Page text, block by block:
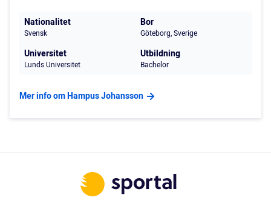
Nationalitet
Svensk
Bor
Göteborg, Sverige
Universitet
Lunds Universitet
Utbildning
Bachelor
Mer info om Hampus Johansson